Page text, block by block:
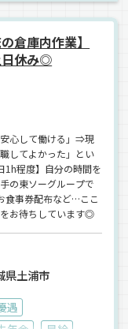
倉庫内作業】
日休み◎
安心して働ける」⇒現
してよかった」とい
1h程度】自分の時間を
の東ソーグループで
食事券配布など…ここ
お待ちしています◎
県土浦市
遇